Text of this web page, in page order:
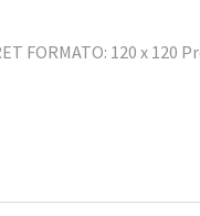
FORMATO: 120 x